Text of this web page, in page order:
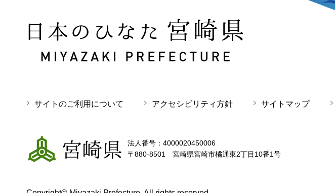
日本のひなた 宮崎県 MIYAZAKI PREFECTURE
サイトのご利用について アクセシビリティ方針 サイトマップ
宮崎県
法人番号：4000020450006
〒880-8501 宮崎県宮崎市橘通東2丁目10番1号